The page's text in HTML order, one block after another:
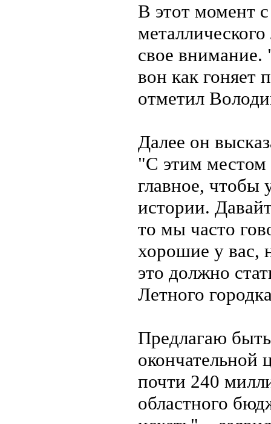
В этот момент
свое внимание.
вон как гоняет
отметил
Далее он
"С этим местом
главное, чтобы
истории.
то мы часто
хорошие у вас,
это должно
Летного
Предлагаю
окончательной
почти 240
областного